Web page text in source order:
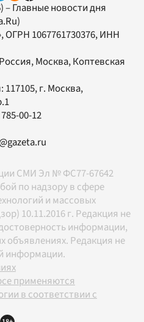
– Главные новости дня
, ОГРН 1067761730376, ИНН
Москва, Коптевская
117105, г. Москва,
00-12
СМИ Эл № ФС77-67642
по надзору в сфере
и массовых
10.11.2016 г. Редакция не
информации,
объявлениях. Редакция не
информации.
применяются
в соответствии с